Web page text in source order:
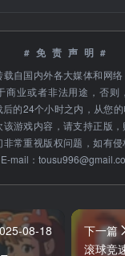
#免责声明#
自国内外各大媒体和网
商业或者非法用途，否则
的24个小时之内，从您
该游戏内容，请支持正版
常重视版权问题，如有
mail：
08-18
下一篇
滚球竞